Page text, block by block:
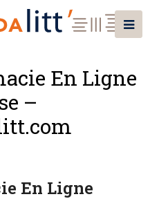
En Ligne
–
En Ligne